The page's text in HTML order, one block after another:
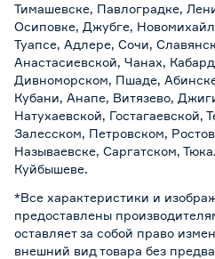
Тимашевске, Павлоградке,
Осиповке, Джубге,
Туапсе, Адлере, Сочи,
Анастасиевской, Чанах,
Дивноморском, Пшаде,
Кубани, Анапе, Витязево,
Натухаевской, Гостагаевской,
Залесском, Петровском,
Называевске, Саргатском,
Куйбышеве.
*Все характеристики и
предоставлены
оставляет за собой право
внешний вид товара без